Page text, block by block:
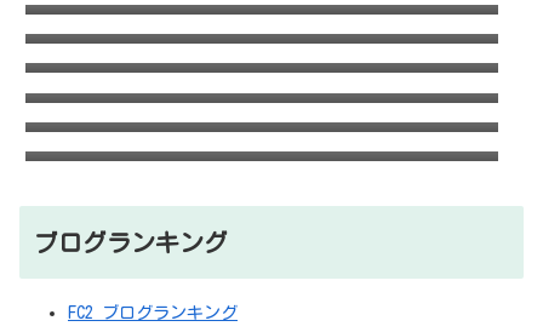
去の匂わせや動画流出の犯人は？
ドンマイ川端は結婚した嫁がいる？母親・兄
妹・父親に年収や学歴経歴も！
五条院凌のすっぴんや足太い画像がヤバい！
本当は美脚でスタイル良い？
デジポリスは東京だけ？大阪や埼玉・神奈
川・愛知など他の地域にもある？
フジロック2023民間駐車場予約方法！当日受
付や出し入れOKか調査！
ブログランキング
FC2 ブログランキング